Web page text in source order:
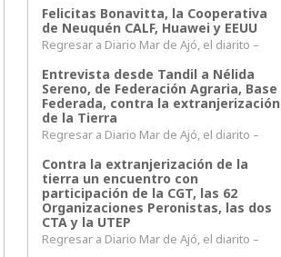
Felicitas Bonavitta, la Cooperativa
de Neuquén CALF, Huawei y EEUU
Regresar a Diario Mar de Ajó, el diarito –
Entrevista desde Tandil a Nélida
Sereno, de Federación Agraria, Base
Federada, contra la extranjerización
de la Tierra
Regresar a Diario Mar de Ajó, el diarito –
Contra la extranjerización de la
tierra un encuentro con
participación de la CGT, las 62
Organizaciones Peronistas, las dos
CTA y la UTEP
Regresar a Diario Mar de Ajó, el diarito –